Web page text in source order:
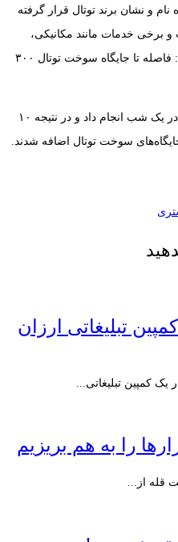
نام و نشان برند توتال قرار گرفته
برخی خدمات مانند مکانیکی،
کارواش و … نیز در آن ذکر شد.( مانند: فاصله تا جایگاه سوخت توتال ۳۰۰
شرکت توتال عملیات تغییر ۲۷ تابلو را در یک شب انجام داد و در نتیجه ۱۰
سوخت توتال اضافه شدند.
کمپین تبلیغاتی ارزان
را به هم بریزیم
قله از...